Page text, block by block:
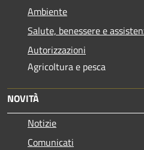
Ambiente
Salute, benessere e
Autorizzazioni
Agricoltura e pesca
NOVITÀ
Notizie
Comunicati